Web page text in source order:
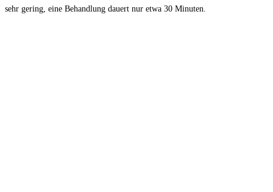
sehr gering, eine Behandlung dauert nur etwa 30 Minuten.